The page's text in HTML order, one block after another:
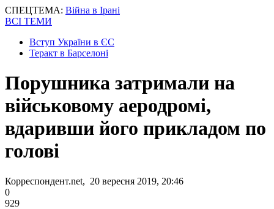
СПЕЦТЕМА: Війна в Ірані
ВСІ ТЕМИ
Вступ України в ЄС
Теракт в Барселоні
Порушника затримали на
військовому аеродромі,
вдаривши його прикладом по
голові
Корреспондент.net, 20 вересня 2019, 20:46
0
929